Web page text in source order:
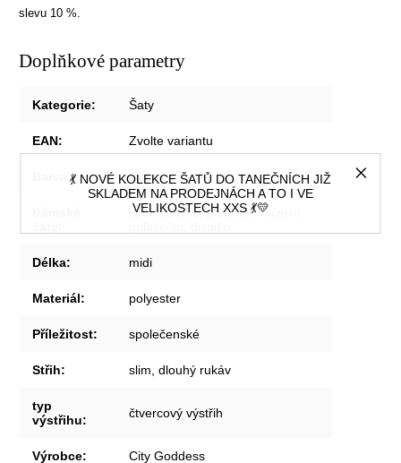
💃 NOVÉ KOLEKCE ŠATŮ DO TANEČNÍCH JIŽ
SKLADEM NA PRODEJNÁCH A TO I VE
VELIKOSTECH XXS 💃💛
slevu 10 %.
Doplňkové parametry
Kategorie: Šaty
EAN: Zvolte variantu
: Černá
společenské, plesové, večerní,
Délka: midi
Materiál: polyester
Příležitost: společenské
Střih: slim, dlouhý rukáv
typ
výstřihu: čtvercový výstřih
Výrobce: City Goddess